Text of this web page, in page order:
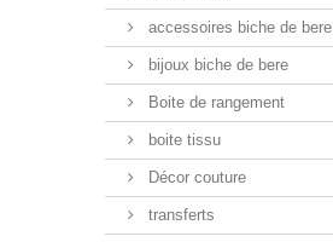
accessoires biche de bere
bijoux biche de bere
Boite de rangement
boite tissu
Décor couture
transferts